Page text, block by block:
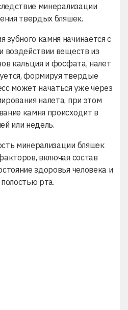
минерализации
твердых бляшек.
камня начинается с
воздействии веществ из
кальция и фосфата, налет
формируя твердые
может начаться уже через
налета, при этом
камня происходит в
или недель.
минерализации бляшек
включая состав
здоровья человека и
рта.